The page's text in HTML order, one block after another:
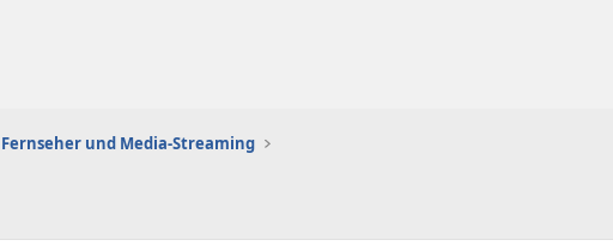
Fernseher und Media-Streaming